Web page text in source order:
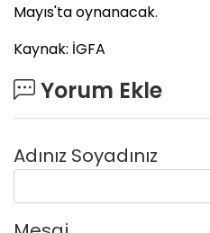
Mayıs'ta oynanacak.
Kaynak: İGFA
Yorum Ekle
Adınız Soyadınız